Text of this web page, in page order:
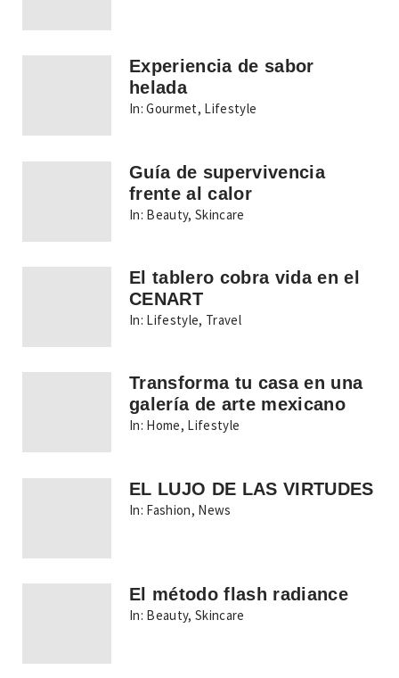
Experiencia de sabor
helada
In: Gourmet, Lifestyle
Guía de supervivencia
frente al calor
In: Beauty,Skincare
El tablero cobra vida en el
CENART
In: Lifestyle, Travel
Transforma tu casa en una
galería de arte mexicano
In: Home, Lifestyle
EL LUJO DE LAS VIRTUDES
In: Fashion, News
El método flash radiance
In: Beauty,Skincare